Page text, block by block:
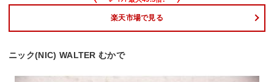
楽天市場で見る
ニック(NIC) WALTER むかで